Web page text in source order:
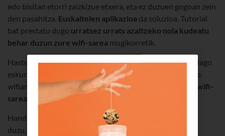
edo bisitan etorri zaizkizue etxera, eta ez duzuen gogoan zein
den pasahitza. Euskaltelen aplikazioa da soluzioa. Tutorial
bat prestatu dugu urratsez urrats azaltzeko nola kudeatu
behar duzun zure wifi-sarea mugikorretik.
Hasteko, deskargatu aplikazioa(Androideta iOSerako dago
eskuragarri), eta erregistratu. Behin barruan egonik, zure
wifiarekin lotutako aukera guztiak ikus ditzakezu
Nire wifi-
sarea
botoian.
Handik, sarearen izena edo pasahitza aldatu ahal izango
duzu, edo kanala aukeratu, interferentziak saihesteko.